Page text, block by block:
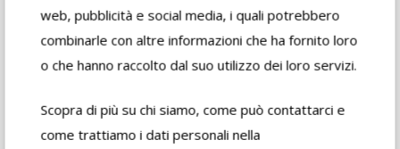
web, pubblicità e social media, i quali potrebbero
combinarle con altre informazioni che ha fornito loro
o che hanno raccolto dal suo utilizzo dei loro servizi.
Scopra di più su chi siamo, come può contattarci e
come trattiamo i dati personali nella
Save my name, email, and website in
this browser for the next time I
comment.